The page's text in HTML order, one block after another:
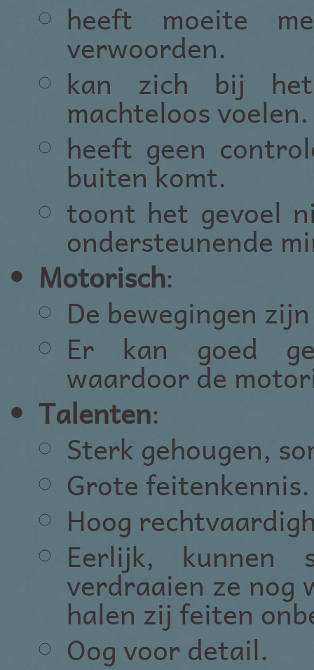
heeft moeite
verwoorden.
kan zich bij
machteloos voelen.
heeft geen
buiten komt.
toont het gevoel
ondersteunende
Motorisch:
De bewegingen
Er kan goed
waardoor de
Talenten:
Sterk gehougen,
Grote feitenkennis.
Hoog
Eerlijk, kunnen
verdraaien ze nog
halen zij feiten
Oog voor detail.